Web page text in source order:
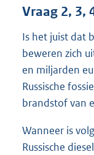
Vraag 2, 3,
Is het juist dat
beweren zich
en miljarden
Russische
brandstof van
Wanneer is
Russische